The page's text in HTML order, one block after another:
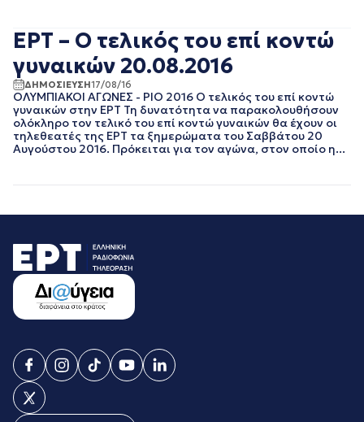
ΜΑΙΟΣ 2019
ΑΠΡΙΛΙΟΣ 2019
ΜΑΡΤΙΟΣ 2019
ΦΕΒΡΟΥΑΡΙΟΣ 2019
ΙΑΝΟΥΑΡΙΟΣ 2019
ΝΟΕΜΒΡΙΟΣ 2018
ΟΚΤΩΒΡΙΟΣ 2018
ΣΕΠΤΕΜΒΡΙΟΣ 2018
ΑΠΡΙΛΙΟΣ 2018
ΜΑΡΤΙΟΣ 2018
ΦΕΒΡΟΥΑΡΙΟΣ 2018
ΔΕΚΕΜΒΡΙΟΣ 2017
ΣΕΠΤΕΜΒΡΙΟΣ 2017
ΑΥΓΟΥΣΤΟΣ 2017
ΙΟΥΝΙΟΣ 2017
ΕΡΤ – Ο τελικός του επί κοντώ
γυναικών 20.08.2016
ΔΗΜΟΣΙΕΥΣΗ17/08/16
ΟΛΥΜΠΙΑΚΟΙ ΑΓΩΝΕΣ - ΡΙΟ 2016 Ο τελικός του επί κοντώ
γυναικών στην ΕΡΤ Τη δυνατότητα να παρακολουθήσουν
ολόκληρο τον τελικό του επί κοντώ γυναικών θα έχουν οι
τηλεθεατές της ΕΡΤ τα ξημερώματα του Σαββάτου 20
Αυγούστου 2016. Πρόκειται για τον αγώνα, στον οποίο η...